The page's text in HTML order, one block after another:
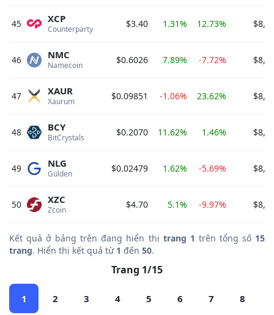
45 Counterparty
XCP $3.40 1.31% 12.73%
46 Namecoin
NMC $0.6026 7.89% -7.72%
47 Xaurum
XAUR $0.09851 -1.06% 23.62%
48 BitCrystals
BCY $0.2070 11.62% 1.46%
49 Gulden
NLG $0.02479 1.62% -5.69%
50 Zcoin
XZC $4.70 5.1% -9.97%
Kết quả ở bảng trên đang hiển thị trang 1 trên tổng số 15
trang. Hiển thị kết quả từ 1 đến 50.
Trang 1/15
1 2 3 4 5 6 7 8